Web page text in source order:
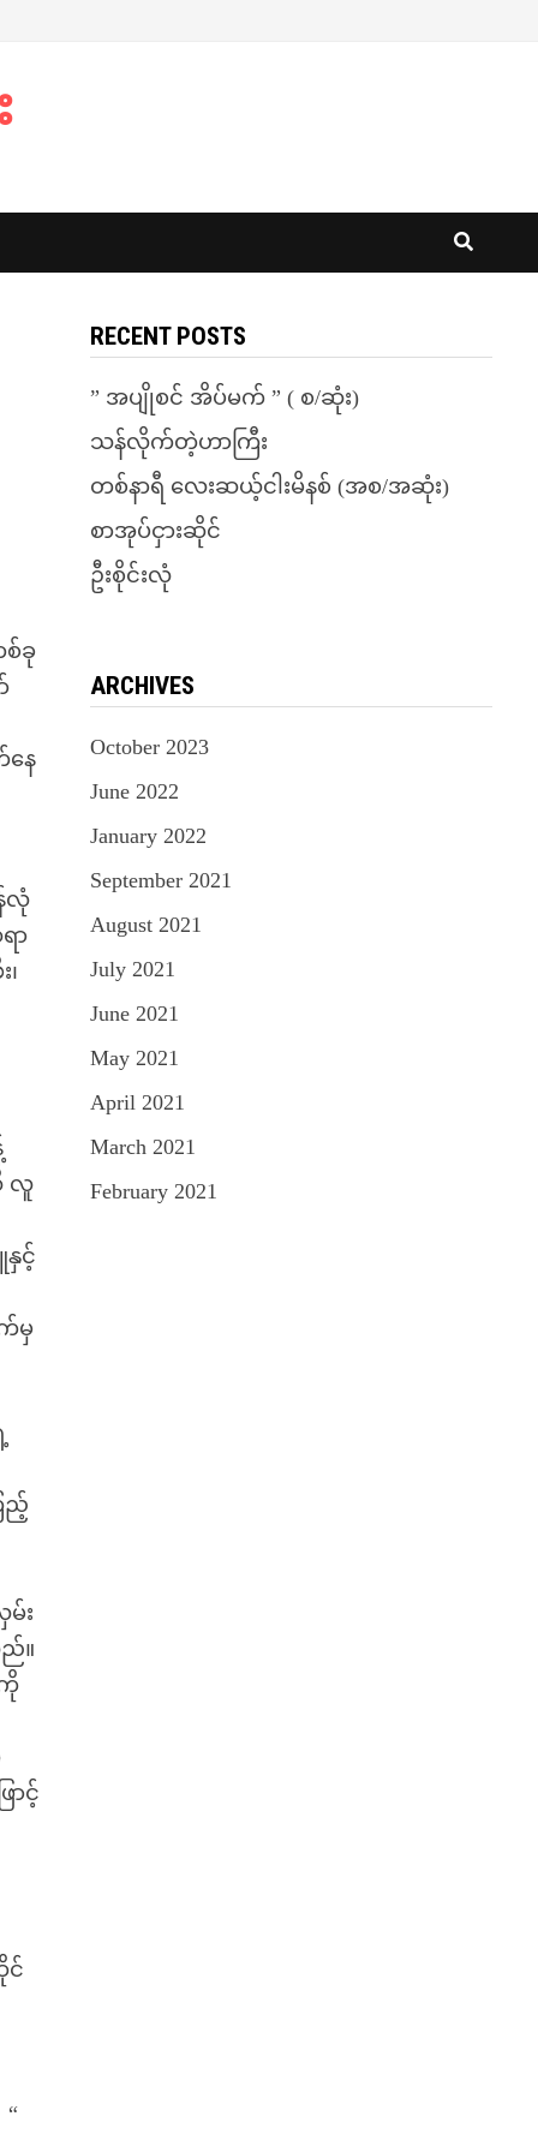
စ်ခု
နေ
လုံ
ာ
လူ
င့်
မှ
ည့်
မ်း
။
ာင့်
င်
RECENT POSTS
” အပျိုစင် အိပ်မက် ” ( စ/ဆုံး)
သန်လိုက်တဲ့ဟာကြီး
တစ်နာရီ လေးဆယ့်ငါးမိနစ် (အစ/အဆုံး)
စာအုပ်ငှားဆိုင်
ဦးစိုင်းလုံ
ARCHIVES
October 2023
June 2022
January 2022
September 2021
August 2021
July 2021
June 2021
May 2021
April 2021
March 2021
February 2021